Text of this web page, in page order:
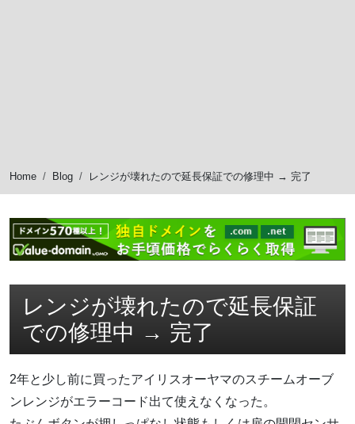
Home Blog レンジが壊れたので延長保証での修理中 → 完了
レンジが壊れたので延長保証
での修理中 → 完了
2年と少し前に買ったアイリスオーヤマのスチームオーブ
ンレンジがエラーコード出て使えなくなった。